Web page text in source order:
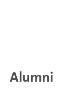
Alumni